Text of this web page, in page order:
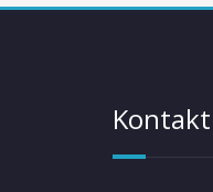
Kontakt